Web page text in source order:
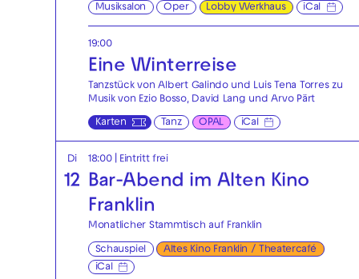
Musiksalon Oper Lobby Werkhaus iCal
19:00
Eine Winterreise
Tanzstück von Albert Galindo und Luis Tena Torres zu
Musik von Ezio Bosso, David Lang und Arvo Pärt
Karten Tanz OPAL iCal
Di
12
18:00| Eintritt frei
Bar-Abend im Alten Kino
Franklin
Monatlicher Stammtisch auf Franklin
Schauspiel
Altes Kino Franklin / Theatercafé
iCal